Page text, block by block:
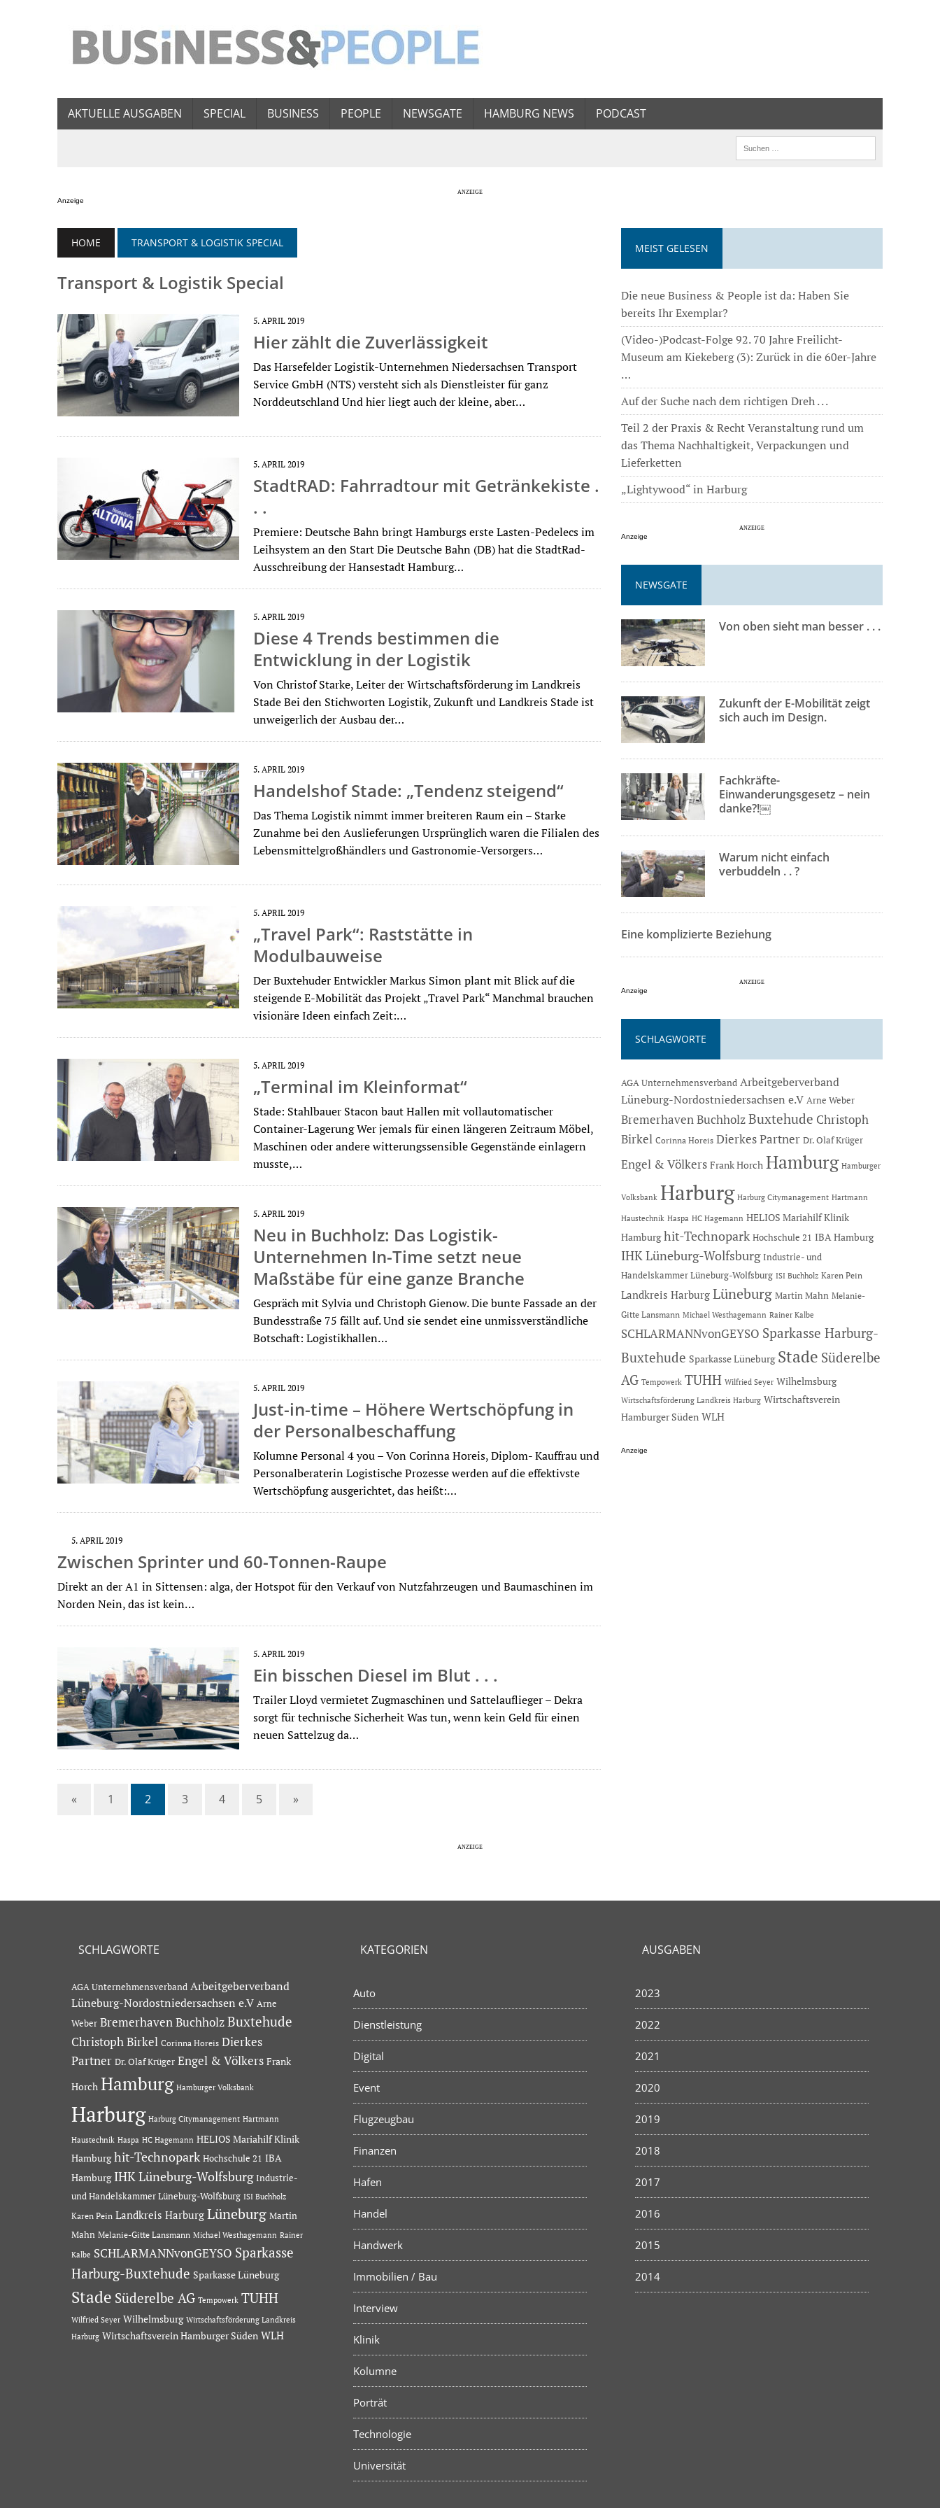
AKTUELLE AUSGABEN SPECIAL BUSINESS PEOPLE NEWSGATE HAMBURG NEWS PODCAST
Anzeige
HOME TRANSPORT & LOGISTIK SPECIAL
Transport & Logistik Special
5. APRIL 2019
Hier zählt die Zuverlässigkeit
Das Harsefelder Logistik-Unternehmen Niedersachsen Transport
Service GmbH (NTS) versteht sich als Dienstleister für ganz
Norddeutschland Und hier liegt auch der kleine, aber…
5. APRIL 2019
StadtRAD: Fahrradtour mit Getränkekiste .
. .
Premiere: Deutsche Bahn bringt Hamburgs erste Lasten-Pedelecs im
Leihsystem an den Start Die Deutsche Bahn (DB) hat die StadtRad-
Ausschreibung der Hansestadt Hamburg…
5. APRIL 2019
Diese 4 Trends bestimmen die
Entwicklung in der Logistik
Von Christof Starke, Leiter der Wirtschaftsförderung im Landkreis
Stade Bei den Stichworten Logistik, Zukunft und Landkreis Stade ist
unweigerlich der Ausbau der…
5. APRIL 2019
Handelshof Stade: „Tendenz steigend“
Das Thema Logistik nimmt immer breiteren Raum ein – Starke
Zunahme bei den Auslieferungen Ursprünglich waren die Filialen des
Lebensmittelgroßhändlers und Gastronomie-Versorgers…
5. APRIL 2019
„Travel Park“: Raststätte in
Modulbauweise
Der Buxtehuder Entwickler Markus Simon plant mit Blick auf die
steigende E-Mobilität das Projekt „Travel Park“ Manchmal brauchen
visionäre Ideen einfach Zeit:…
5. APRIL 2019
„Terminal im Kleinformat“
Stade: Stahlbauer Stacon baut Hallen mit vollautomatischer
Container-Lagerung Wer jemals für einen längeren Zeitraum Möbel,
Maschinen oder andere witterungssensible Gegenstände einlagern
musste,…
5. APRIL 2019
Neu in Buchholz: Das Logistik-
Unternehmen In-Time setzt neue
Maßstäbe für eine ganze Branche
Gespräch mit Sylvia und Christoph Gienow. Die bunte Fassade an der
Bundesstraße 75 fällt auf. Und sie sendet eine unmissverständliche
Botschaft: Logistikhallen…
5. APRIL 2019
Just-in-time – Höhere Wertschöpfung in
der Personalbeschaffung
Kolumne Personal 4 you – Von Corinna Horeis, Diplom- Kauffrau und
Personalberaterin Logistische Prozesse werden auf die effektivste
Wertschöpfung ausgerichtet, das heißt:…
5. APRIL 2019
Zwischen Sprinter und 60-Tonnen-Raupe
Direkt an der A1 in Sittensen: alga, der Hotspot für den Verkauf von Nutzfahrzeugen und Baumaschinen im
Norden Nein, das ist kein…
5. APRIL 2019
Ein bisschen Diesel im Blut . . .
Trailer Lloyd vermietet Zugmaschinen und Sattel­auflieger – Dekra
sorgt für technische Sicherheit Was tun, wenn kein Geld für einen
neuen Sattelzug da…
« 1 2 3 4 5 »
MEIST GELESEN
Die neue Business & People ist da: Haben Sie
bereits Ihr Exemplar?
(Video-)Podcast-Folge 92. 70 Jahre Freilicht-
Museum am Kiekeberg (3): Zurück in die 60er-Jahre
…
Auf der Suche nach dem richtigen Dreh . . .
Teil 2 der Praxis & Recht Veranstaltung rund um
das Thema Nachhaltigkeit, Verpackungen und
Lieferketten
„Lightywood“ in Harburg
Anzeige
NEWSGATE
Von oben sieht man besser . . .
Zukunft der E-Mobilität zeigt
sich auch im Design.
Fachkräfte-
Einwanderungsgesetz – nein
danke?!￼
Warum nicht einfach
verbuddeln . . ?
Eine komplizierte Beziehung
Anzeige
SCHLAGWORTE
AGA Unternehmensverband Arbeitgeberverband
Lüneburg-Nordostniedersachsen e.V Arne Weber
BremerhavenBuchholzBuxtehude Christoph
Birkel Corinna Horeis Dierkes Partner Dr. Olaf Krüger
Engel & Völkers Frank Horch Hamburg Hamburger
Volksbank Harburg Harburg Citymanagement Hartmann
Haustechnik Haspa HC Hagemann HELIOS Mariahilf Klinik
Hamburg hit-Technopark Hochschule 21 IBA Hamburg
IHK Lüneburg-Wolfsburg Industrie- und
Handelskammer Lüneburg-Wolfsburg ISI Buchholz Karen Pein
Landkreis Harburg Lüneburg Martin Mahn Melanie-
Gitte Lansmann Michael Westhagemann Rainer Kalbe
SCHLARMANNvonGEYSO Sparkasse Harburg-
Buxtehude Sparkasse Lüneburg Stade Süderelbe
AG Tempowerk TUHH Wilfried Seyer Wilhelmsburg
Wirtschaftsförderung Landkreis Harburg Wirtschaftsverein
Hamburger Süden WLH
Anzeige
SCHLAGWORTE
AGA Unternehmensverband Arbeitgeberverband
Lüneburg-Nordostniedersachsen e.V Arne
Weber BremerhavenBuchholzBuxtehude
Christoph Birkel Corinna Horeis Dierkes
Partner Dr. Olaf Krüger Engel & Völkers Frank
Horch Hamburg Hamburger Volksbank
Harburg Harburg Citymanagement Hartmann
Haustechnik Haspa HC Hagemann HELIOS Mariahilf Klinik
Hamburg hit-Technopark Hochschule 21 IBA
Hamburg IHK Lüneburg-Wolfsburg Industrie-
und Handelskammer Lüneburg-Wolfsburg ISI Buchholz
Karen Pein Landkreis Harburg Lüneburg Martin
Mahn Melanie-Gitte Lansmann Michael Westhagemann Rainer
Kalbe SCHLARMANNvonGEYSO Sparkasse
Harburg-Buxtehude Sparkasse Lüneburg
Stade Süderelbe AG Tempowerk TUHH
Wilfried Seyer Wilhelmsburg Wirtschaftsförderung Landkreis
Harburg Wirtschaftsverein Hamburger Süden WLH
KATEGORIEN
Auto
Dienstleistung
Digital
Event
Flugzeugbau
Finanzen
Hafen
Handel
Handwerk
Immobilien / Bau
Interview
Klinik
Kolumne
Porträt
Technologie
Universität
AUSGABEN
2023
2022
2021
2020
2019
2018
2017
2016
2015
2014